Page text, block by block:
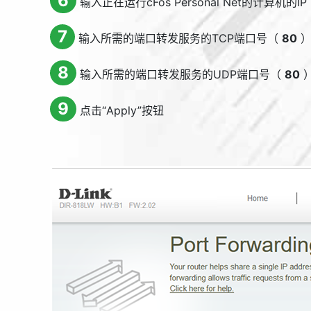
7 输入所需的端口转发服务的TCP端口号（ 80）
8 输入所需的端口转发服务的UDP端口号（ 80
9 点击“Apply”按钮